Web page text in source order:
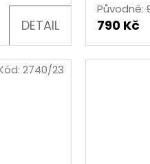
DETAIL
Původně:
790 Kč
2740/23